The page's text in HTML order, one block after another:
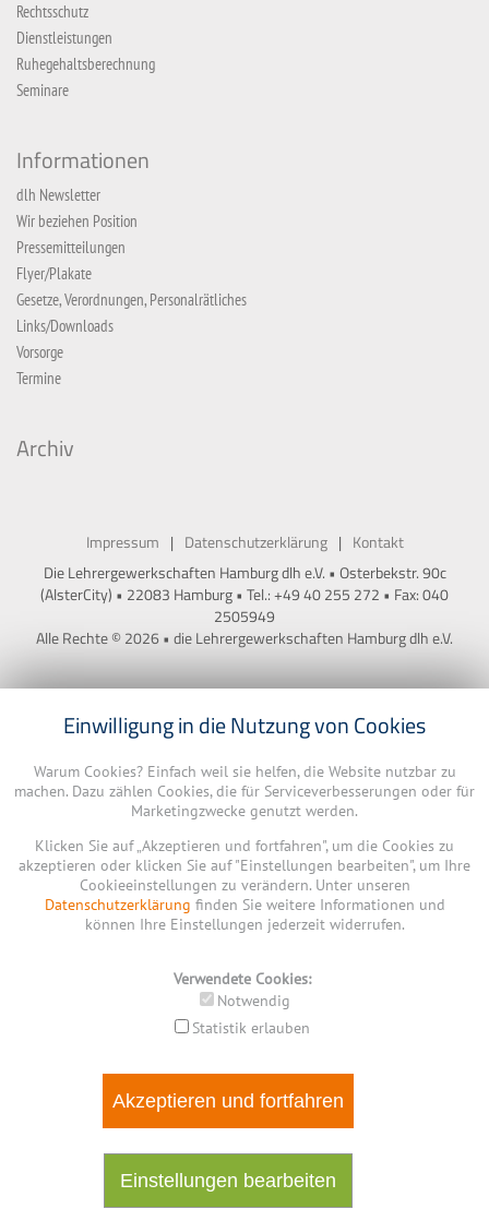
Rechtsschutz
Dienstleistungen
Ruhegehaltsberechnung
Seminare
Informationen
dlh Newsletter
Wir beziehen Position
Pressemitteilungen
Flyer/Plakate
Gesetze, Verordnungen, Personalrätliches
Links/Downloads
Vorsorge
Termine
Archiv
Impressum Datenschutzerklärung
Kontakt
Die Lehrergewerkschaften Hamburg dlh e.V. • Osterbekstr. 90c
(AlsterCity) • 22083 Hamburg • Tel.: +49 40 255 272 • Fax: 040
2505949
Alle Rechte © 2026 • die Lehrergewerkschaften Hamburg dlh e.V.
Einwilligung in die Nutzung von Cookies
Warum Cookies? Einfach weil sie helfen, die Website nutzbar zu
machen. Dazu zählen Cookies, die für Serviceverbesserungen oder für
Marketingzwecke genutzt werden.
Klicken Sie auf „Akzeptieren und fortfahren", um die Cookies zu
akzeptieren oder klicken Sie auf "Einstellungen bearbeiten", um Ihre
Cookieeinstellungen zu verändern. Unter unseren
Datenschutzerklärung finden Sie weitere Informationen und
können Ihre Einstellungen jederzeit widerrufen.
Verwendete Cookies:
Notwendig
Statistik erlauben
Akzeptieren und fortfahren
Einstellungen bearbeiten